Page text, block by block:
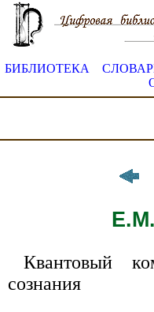
БИБЛИОТЕКА
Квантовый
сознания